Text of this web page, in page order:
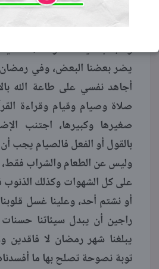
شهر رمضان هو شهر
ونتجنب فيه المحرمات، فلا
يضر بعضنا البعض، وفي
أجاهد نفسي على طاعة الله
صلاة وصيام وقيام وقراءة
صغيرها وكبيرها، اجتنب
بالقول أو الفعل فالصيام يجب
وليس عن الطعام والشراب
على كل الشهوات وكذلك الذنوب
أو نشتم أحد، وعلينا غسل
راجين أن يبدل سيئاتنا حسنات
يبلغنا شهر رمضان لا فاقدين
توبة نصوحة تصلح بها ما